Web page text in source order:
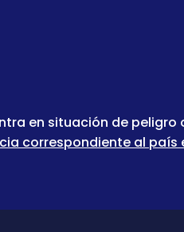
en situación de
correspondiente al país